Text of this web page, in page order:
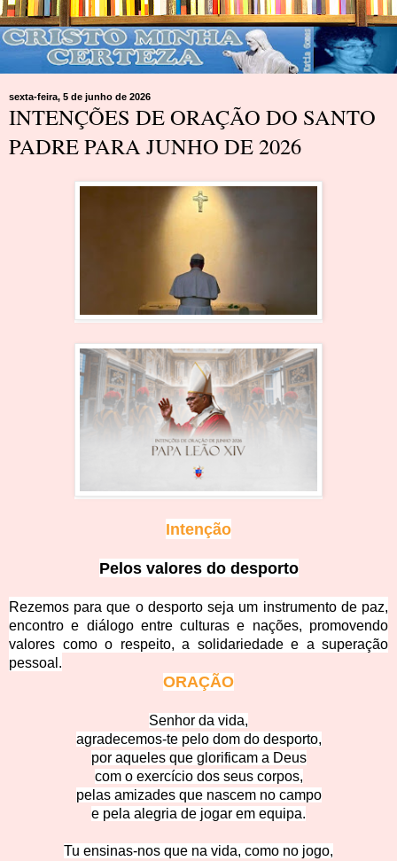
sexta-feira, 5 de junho de 2026
INTENÇÕES DE ORAÇÃO DO SANTO
PADRE PARA JUNHO DE 2026
Intenção
Pelos valores do desporto
Rezemos para que o desporto seja um instrumento de paz,
encontro e diálogo entre culturas e nações, promovendo
valores como o respeito, a solidariedade e a superação
pessoal.
ORAÇÃO
Senhor da vida,
agradecemos-te pelo dom do desporto,
por aqueles que glorificam a Deus
com o exercício dos seus corpos,
pelas amizades que nascem no campo
e pela alegria de jogar em equipa.
Tu ensinas-nos que na vida, como no jogo,